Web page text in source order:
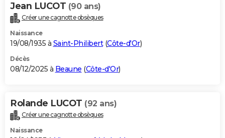
Jean LUCOT (90 ans)
Créer une cagnotte obsèques
Naissance
19/08/1935 à Saint-Philibert(Côte-d'Or)
Décès
08/12/2025 à Beaune (Côte-d'Or)
Rolande LUCOT (92 ans)
Créer une cagnotte obsèques
Naissance